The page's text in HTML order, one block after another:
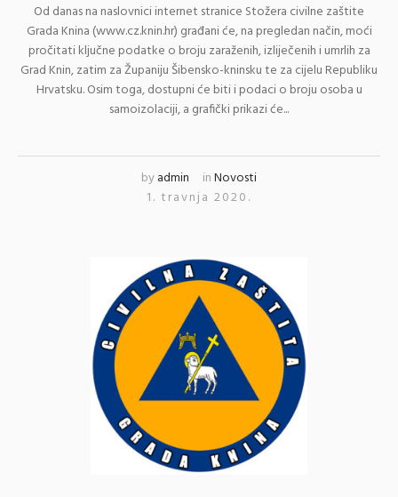
Od danas na naslovnici internet stranice Stožera civilne zaštite
Grada Knina (www.cz.knin.hr) građani će, na pregledan način, moći
pročitati ključne podatke o broju zaraženih, izliječenih i umrlih za
Grad Knin, zatim za Županiju Šibensko-kninsku te za cijelu Republiku
Hrvatsku. Osim toga, dostupni će biti i podaci o broju osoba u
samoizolaciji, a grafički prikazi će...
byadmin inNovosti
1. travnja 2020.